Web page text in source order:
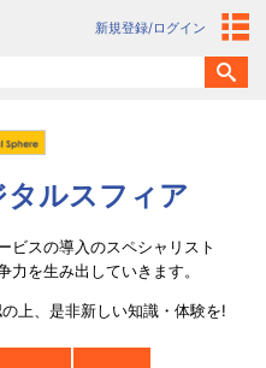
新規登録/ログイン
ルスフィア
ビスの導入のスペシャリスト
力を生み出していきます。
上、是非新しい知識・体験を!